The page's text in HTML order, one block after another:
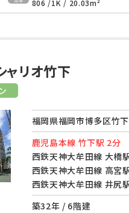
806 /1K / 20.03m²
ャリオ竹下
福岡県福岡市博多区竹
鹿児島本線 竹下駅 2分
西鉄天神大牟田線 大橋
西鉄天神大牟田線 高宮
西鉄天神大牟田線 井尻
築32年 / 6階建